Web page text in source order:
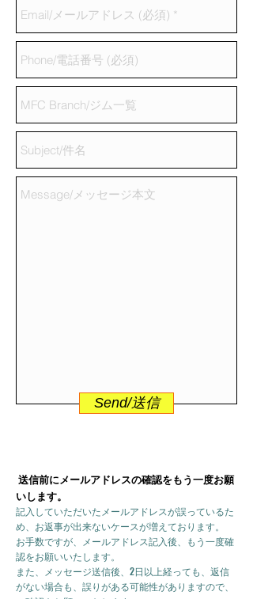
Send/送信
送信前にメールアドレスの確認をもう一度お願
いします。
記入していただいたメールアドレスが誤っているた
め、お返事が出来ないケースが増えております。
お手数ですが、メールアドレス記入後、もう一度確
認をお願いいたします。
また、メッセージ送信後、2日以上経っても、返信
がない場合も、誤りがある可能性がありますので、